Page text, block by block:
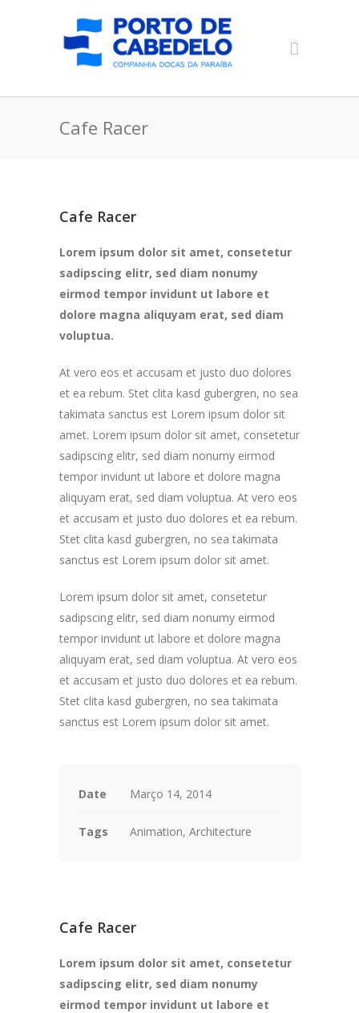
Cafe Racer
Cafe Racer
Lorem ipsum dolor sit amet, consetetur
sadipscing elitr, sed diam nonumy
eirmod tempor invidunt ut labore et
dolore magna aliquyam erat, sed diam
voluptua.
At vero eos et accusam et justo duo dolores
et ea rebum. Stet clita kasd gubergren, no sea
takimata sanctus est Lorem ipsum dolor sit
amet. Lorem ipsum dolor sit amet, consetetur
sadipscing elitr, sed diam nonumy eirmod
tempor invidunt ut labore et dolore magna
aliquyam erat, sed diam voluptua. At vero eos
et accusam et justo duo dolores et ea rebum.
Stet clita kasd gubergren, no sea takimata
sanctus est Lorem ipsum dolor sit amet.
Lorem ipsum dolor sit amet, consetetur
sadipscing elitr, sed diam nonumy eirmod
tempor invidunt ut labore et dolore magna
aliquyam erat, sed diam voluptua. At vero eos
et accusam et justo duo dolores et ea rebum.
Stet clita kasd gubergren, no sea takimata
sanctus est Lorem ipsum dolor sit amet.
Date Março 14, 2014
Tags Animation, Architecture
Cafe Racer
Lorem ipsum dolor sit amet, consetetur
sadipscing elitr, sed diam nonumy
eirmod tempor invidunt ut labore et